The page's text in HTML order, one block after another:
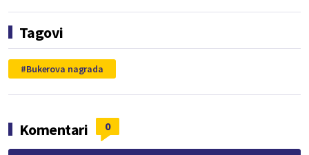
Tagovi
Bukerova nagrada
Komentari 0